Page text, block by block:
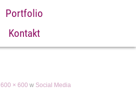
Portfolio
Kontakt
600 × 600 w Social Media